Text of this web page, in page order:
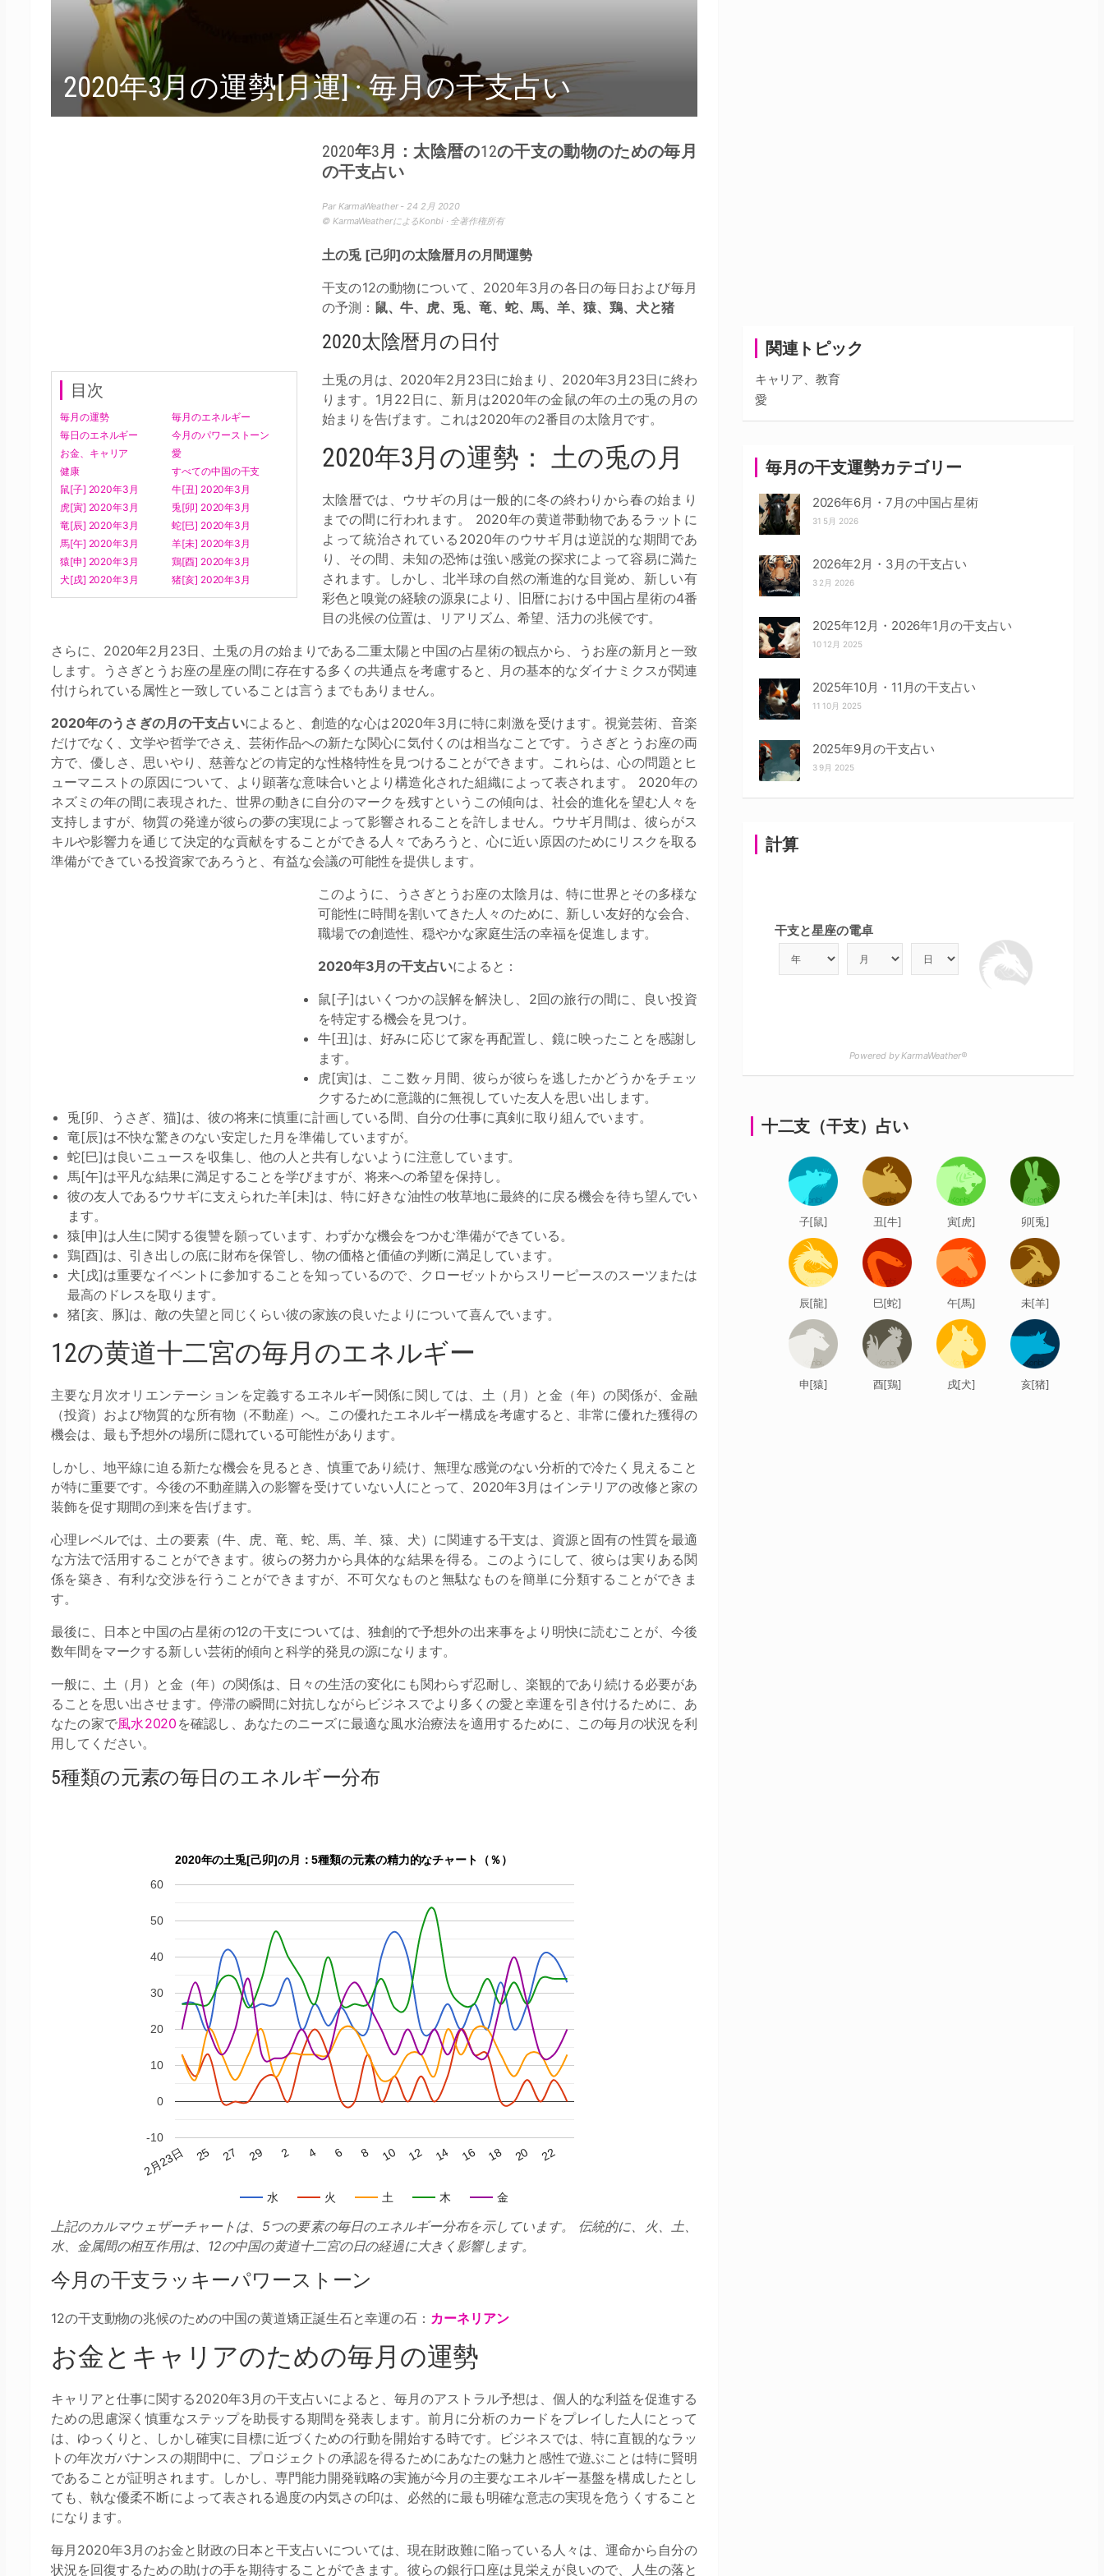
2020年3月の運勢[月運] · 毎月の干支占い
目次
毎月の運勢
毎月のエネルギー
毎日のエネルギー
今月のパワーストーン
お金、キャリア
愛
健康
すべての中国の干支
鼠[子] 2020年3月
牛[丑] 2020年3月
虎[寅] 2020年3月
兎[卯] 2020年3月
竜[辰] 2020年3月
蛇[巳] 2020年3月
馬[午] 2020年3月
羊[未] 2020年3月
猿[申] 2020年3月
鶏[酉] 2020年3月
犬[戌] 2020年3月
猪[亥] 2020年3月
2020年3月：太陰暦の12の干支の動物のための毎月
の干支占い
Par KarmaWeather - 24 2月 2020
© KarmaWeatherによるKonbi · 全著作権所有
土の兎 [己卯]の太陰暦月の月間運勢
干支の12の動物について、2020年3月の各日の毎日および毎月
の予測： 鼠、牛、虎、兎、竜、蛇、馬、羊、猿、鶏、犬と猪
2020太陰暦月の日付
土兎の月は、2020年2月23日に始まり、2020年3月23日に終わ
ります。1月22日に、新月は2020年の金鼠の年の土の兎の月の
始まりを告げます。これは2020年の2番目の太陰月です。
2020年3月の運勢： 土の兎の月
太陰暦では、ウサギの月は一般的に冬の終わりから春の始まり
までの間に行われます。 2020年の黄道帯動物であるラットに
よって統治されている2020年のウサギ月は逆説的な期間であ
り、その間、未知の恐怖は強い感覚の探求によって容易に満た
されます。しかし、北半球の自然の漸進的な目覚め、新しい有
彩色と嗅覚の経験の源泉により、旧暦における中国占星術の4番
目の兆候の位置は、リアリズム、希望、活力の兆候です。
さらに、2020年2月23日、土兎の月の始まりである二重太陽と中国の占星術の観点から、うお座の新月と一致
します。うさぎとうお座の星座の間に存在する多くの共通点を考慮すると、月の基本的なダイナミクスが関連
付けられている属性と一致していることは言うまでもありません。
2020年のうさぎの月の干支占いによると、創造的な心は2020年3月に特に刺激を受けます。視覚芸術、音楽
だけでなく、文学や哲学でさえ、芸術作品への新たな関心に気付くのは相当なことです。うさぎとうお座の両
方で、優しさ、思いやり、慈善などの肯定的な性格特性を見つけることができます。これらは、心の問題とヒ
ューマニストの原因について、より顕著な意味合いとより構造化された組織によって表されます。 2020年の
ネズミの年の間に表現された、世界の動きに自分のマークを残すというこの傾向は、社会的進化を望む人々を
支持しますが、物質の発達が彼らの夢の実現によって影響されることを許しません。ウサギ月間は、彼らがス
キルや影響力を通じて決定的な貢献をすることができる人々であろうと、心に近い原因のためにリスクを取る
準備ができている投資家であろうと、有益な会議の可能性を提供します。
このように、うさぎとうお座の太陰月は、特に世界とその多様な
可能性に時間を割いてきた人々のために、新しい友好的な会合、
職場での創造性、穏やかな家庭生活の幸福を促進します。
2020年3月の干支占いによると：
鼠[子]はいくつかの誤解を解決し、2回の旅行の間に、良い投資
を特定する機会を見つけ。
牛[丑]は、好みに応じて家を再配置し、鏡に映ったことを感謝し
ます。
虎[寅]は、ここ数ヶ月間、彼らが彼らを逃したかどうかをチェッ
クするために意識的に無視していた友人を思い出します。
兎[卯、うさぎ、猫]は、彼の将来に慎重に計画している間、自分の仕事に真剣に取り組んでいます。
竜[辰]は不快な驚きのない安定した月を準備していますが。
蛇[巳]は良いニュースを収集し、他の人と共有しないように注意しています。
馬[午]は平凡な結果に満足することを学びますが、将来への希望を保持し。
彼の友人であるウサギに支えられた羊[未]は、特に好きな油性の牧草地に最終的に戻る機会を待ち望んでい
ます。
猿[申]は人生に関する復讐を願っています、わずかな機会をつかむ準備ができている。
鶏[酉]は、引き出しの底に財布を保管し、物の価格と価値の判断に満足しています。
犬[戌]は重要なイベントに参加することを知っているので、クローゼットからスリーピースのスーツまたは
最高のドレスを取ります。
猪[亥、豚]は、敵の失望と同じくらい彼の家族の良いたよりについて喜んでいます。
12の黄道十二宮の毎月のエネルギー
主要な月次オリエンテーションを定義するエネルギー関係に関しては、土（月）と金（年）の関係が、金融
（投資）および物質的な所有物（不動産）へ。この優れたエネルギー構成を考慮すると、非常に優れた獲得の
機会は、最も予想外の場所に隠れている可能性があります。
しかし、地平線に迫る新たな機会を見るとき、慎重であり続け、無理な感覚のない分析的で冷たく見えること
が特に重要です。今後の不動産購入の影響を受けていない人にとって、2020年3月はインテリアの改修と家の
装飾を促す期間の到来を告げます。
心理レベルでは、土の要素（牛、虎、竜、蛇、馬、羊、猿、犬）に関連する干支は、資源と固有の性質を最適
な方法で活用することができます。彼らの努力から具体的な結果を得る。このようにして、彼らは実りある関
係を築き、有利な交渉を行うことができますが、不可欠なものと無駄なものを簡単に分類することができま
す。
最後に、日本と中国の占星術の12の干支については、独創的で予想外の出来事をより明快に読むことが、今後
数年間をマークする新しい芸術的傾向と科学的発見の源になります。
一般に、土（月）と金（年）の関係は、日々の生活の変化にも関わらず忍耐し、楽観的であり続ける必要があ
ることを思い出させます。停滞の瞬間に対抗しながらビジネスでより多くの愛と幸運を引き付けるために、あ
なたの家で風水2020 を確認し、あなたのニーズに最適な風水治療法を適用するために、この毎月の状況を利
用してください。
5種類の元素の毎日のエネルギー分布
2020年の土兎[己卯]の月：5種類の元素の精力的なチャート（％）
水 火 土 木 金
2月23日 25 27 29 2 4 6 8 10 12 14 16 18 20 22
-10
0
10
20
30
40
50
60
上記のカルマウェザーチャートは、5つの要素の毎日のエネルギー分布を示しています。 伝統的に、火、土、
水、金属間の相互作用は、12の中国の黄道十二宮の日の経過に大きく影響します。
今月の干支ラッキーパワーストーン
12の干支動物の兆候のための中国の黄道矯正誕生石と幸運の石： カーネリアン
お金とキャリアのための毎月の運勢
キャリアと仕事に関する2020年3月の干支占いによると、毎月のアストラル予想は、個人的な利益を促進する
ための思慮深く慎重なステップを助長する期間を発表します。前月に分析のカードをプレイした人にとって
は、ゆっくりと、しかし確実に目標に近づくための行動を開始する時です。ビジネスでは、特に直観的なラッ
トの年次ガバナンスの期間中に、プロジェクトの承認を得るためにあなたの魅力と感性で遊ぶことは特に賢明
であることが証明されます。しかし、専門能力開発戦略の実施が今月の主要なエネルギー基盤を構成したとし
ても、執な優柔不断によって表される過度の内気さの印は、必然的に最も明確な意志の実現を危うくすること
になります。
毎月2020年3月のお金と財政の日本と干支占いについては、現在財政難に陥っている人々は、運命から自分の
状況を回復するための助けの手を期待することができます。彼らの銀行口座は見栄えが良いので、人生の落と
関連トピック
キャリア、教育
愛
毎月の干支運勢カテゴリー
2026年6月・7月の中国占星術
31 5月 2026
2026年2月・3月の干支占い
3 2月 2026
2025年12月・2026年1月の干支占い
10 12月 2025
2025年10月・11月の干支占い
11 10月 2025
2025年9月の干支占い
3 9月 2025
計算
干支と星座の電卓
Powered by KarmaWeather®
十二支（干支）占い
子[鼠] 丑[牛] 寅[虎] 卯[兎]
辰[龍] 巳[蛇] 午[馬] 未[羊]
申[猿] 酉[鶏] 戌[犬] 亥[猪]